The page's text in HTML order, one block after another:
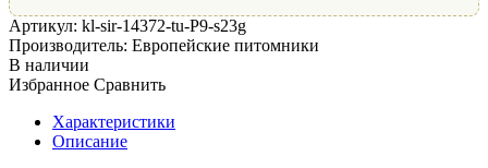
Артикул: kl-sir-14372-tu-P9-s23g
Производитель: Европейские питомники
В наличии
Избранное Сравнить
Характеристики
Описание